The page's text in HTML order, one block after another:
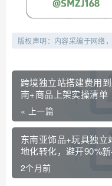
版权声明：内容采编于网络
跨境独立站搭建费用
南+商品上架实操清单
« 上一篇
东南亚饰品+玩具独立
地化转化，避开90%
2个月前